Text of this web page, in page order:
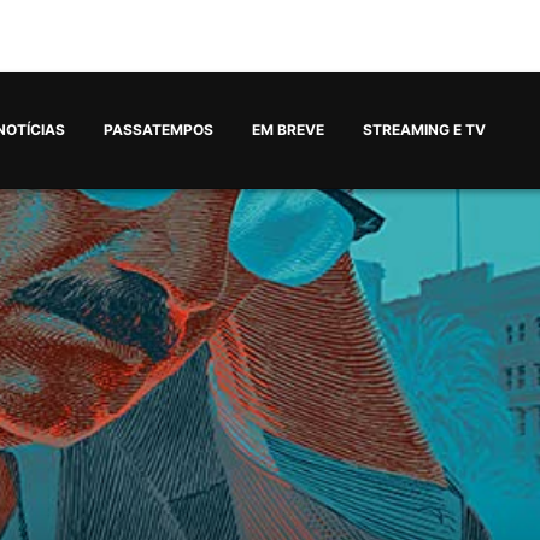
PASSATEMPOS EM BREVE STREAMING E TV